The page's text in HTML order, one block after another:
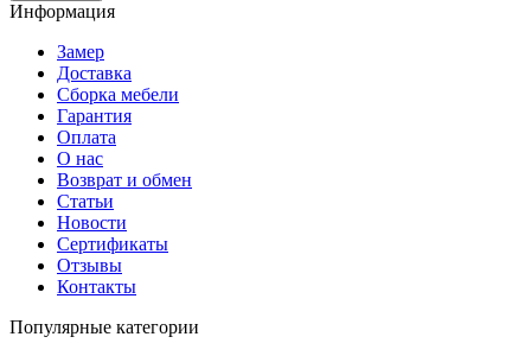
Информация
Замер
Доставка
Сборка мебели
Гарантия
Оплата
О нас
Возврат и обмен
Статьи
Новости
Сертификаты
Отзывы
Контакты
Популярные категории